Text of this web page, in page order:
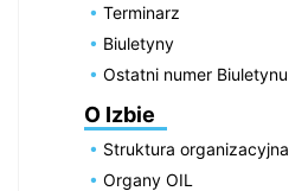
Terminarz
Biuletyny
Ostatni numer Biuletynu
O Izbie
Struktura organizacyjna
Organy OIL